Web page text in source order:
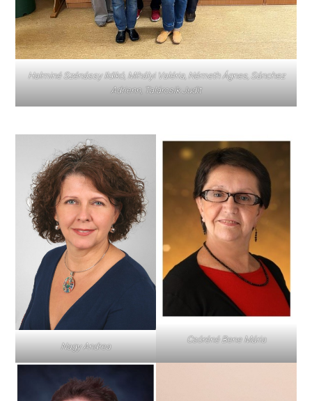
Halminé Szénássy Ildikó, Mihályi Valéria, Németh Ágnes, Sánchez
Adrienn, Talárcsik Judit
Nagy Andrea
Csóréné Bene Mária